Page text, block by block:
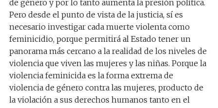
de género y por lo tanto aumenta la presión política.
Pero desde el punto de vista de la justicia, sí es
necesario investigar cada muerte violenta como
feminicidio, porque permitirá al Estado tener un
panorama más cercano a la realidad de los niveles de
violencia que viven las mujeres y las niñas. Porque la
violencia feminicida es la forma extrema de
violencia de género contra las mujeres, producto de
la violación a sus derechos humanos tanto en el